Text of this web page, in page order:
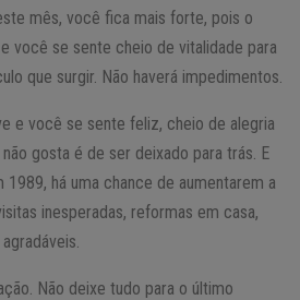
mês, você fica mais forte, pois o
você se sente cheio de vitalidade para
que surgir. Não haverá impedimentos.
e você se sente feliz, cheio de alegria
gosta é de ser deixado para trás. E
1989, há uma chance de aumentarem a
inesperadas, reformas em casa,
Não deixe tudo para o último